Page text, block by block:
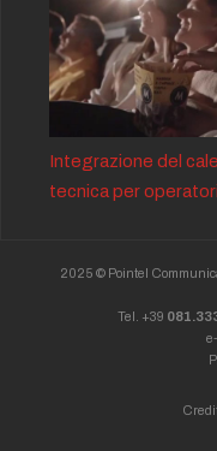
Integrazione del
tecnica per
2025 © Pointel
Tel. +39